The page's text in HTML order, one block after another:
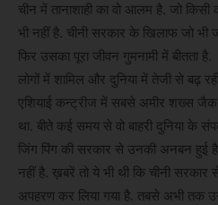
चीन में तानाशाही का वो आलम है. जो किसी
भी नहीं है. चीनी सरकार के खिलाफ जो भी
फिर उसका पूरा जीवन गुमनामी में बीतता
लोगों में शामिल और दुनिया में तेजी से बढ़
एशियाई कन्ट्रीज में सबसे अमीर शख्स
था. बीते कई समय से वो बाहरी दुनिया के
जिंग पिंग की सरकार से उनकी अनबन हुई
नहीं है. ख़बरें तो ये भी थी कि चीनी
अपहरण कर लिया गया है. तबसे अभी तक